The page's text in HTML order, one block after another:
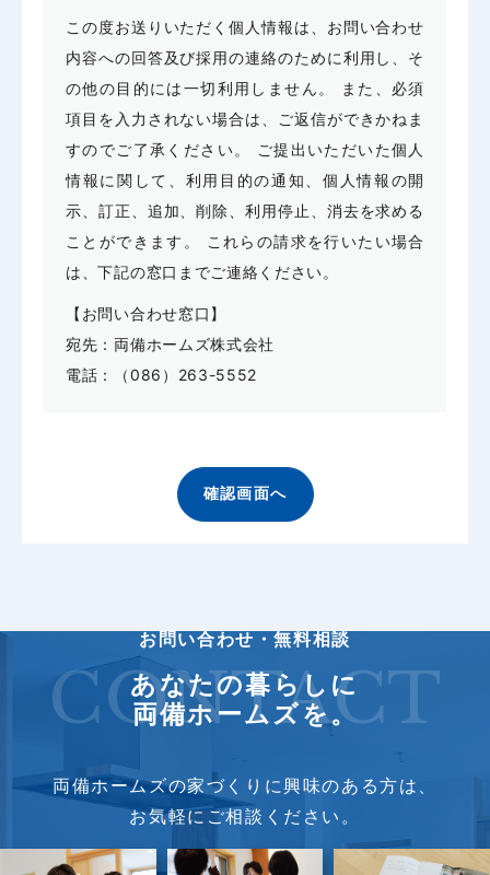
この度お送りいただく個人情報は、お問い合わせ
内容への回答及び採用の連絡のために利用し、そ
の他の目的には一切利用しません。 また、必須
項目を入力されない場合は、ご返信ができかねま
すのでご了承ください。 ご提出いただいた個人
情報に関して、利用目的の通知、個人情報の開
示、訂正、追加、削除、利用停止、消去を求める
ことができます。 これらの請求を行いたい場合
は、下記の窓口までご連絡ください。
【お問い合わせ窓口】
宛先：両備ホームズ株式会社
電話：（086）263-5552
お問い合わせ・無料相談
CONTACT
あなたの暮らしに
両備ホームズを。
両備ホームズの家づくりに興味のある方は、
お気軽にご相談ください。